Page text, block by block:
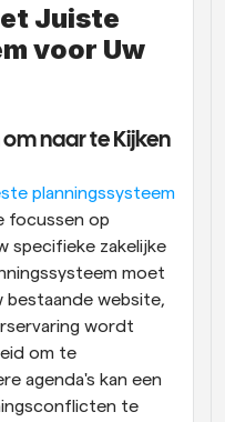
Juiste
voor Uw
naar te Kijken
planningssysteem
focussen op
specifieke zakelijke
moet
bestaande website,
wordt
om te
agenda's kan een
te